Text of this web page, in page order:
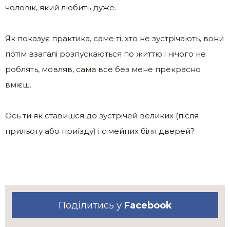
чоловік, який любить дуже.
Як показує практика, саме ті, хто не зустрічають, вони
потім взагалі розпускаються по життю і нічого не
роблять, мовляв, сама все без мене прекрасно
вмієш.
Ось ти як ставишся до зустрічей великих (після
прильоту або приїзду) і сімейних біля дверей?
Поділитись у Facebook